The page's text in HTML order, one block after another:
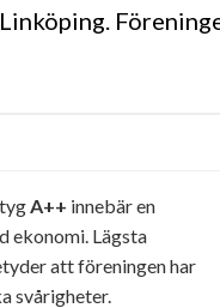
A++ innebär en
ekonomi. Lägsta
att föreningen har
svårigheter.